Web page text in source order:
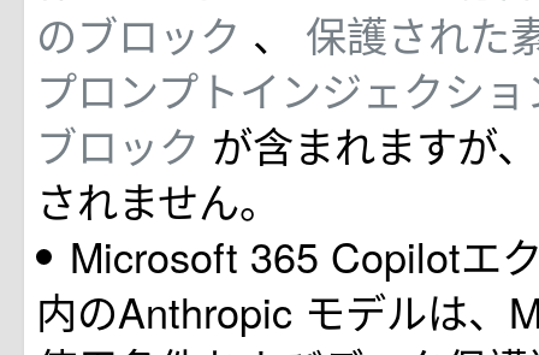
のブロック 、 保護された
プロンプトインジェクシ
ブロック が含まれますが
されません。
Microsoft 365 Copilotエ
内のAnthropic モデルは、